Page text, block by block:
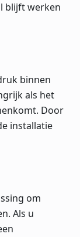
blijft werken
binnen
als het
Door
installatie
om
Als u